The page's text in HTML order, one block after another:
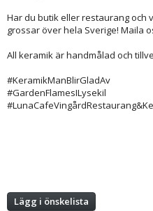
Har du butik eller restaurang och
grossar över hela Sverige! Maila
All keramik är handmålad och
#KeramikManBlirGladAv
#GardenFlamesILysekil
Lägg i önskelista